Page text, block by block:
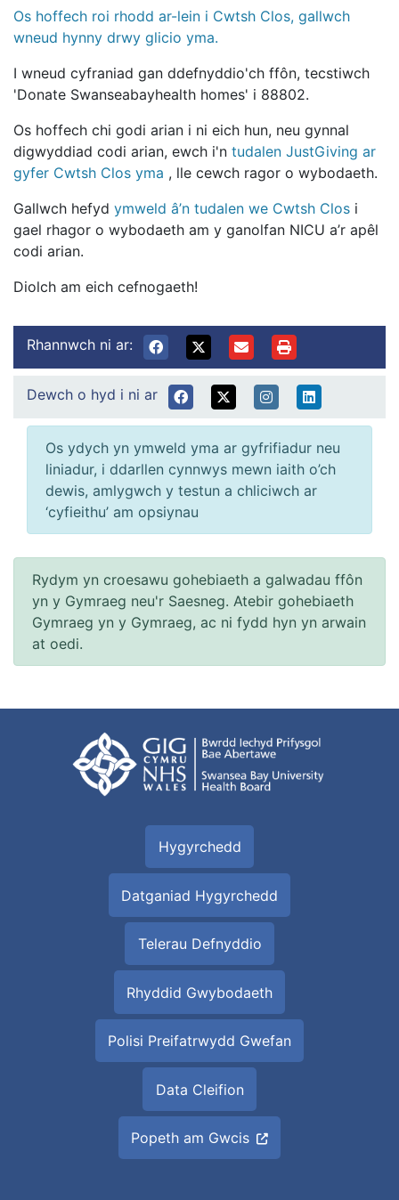
Os hoffech roi rhodd ar-lein i Cwtsh Clos, gallwch
wneud hynny drwy glicio yma.
I wneud cyfraniad gan ddefnyddio'ch ffôn, tecstiwch
'Donate Swanseabayhealth homes' i 88802.
Os hoffech chi godi arian i ni eich hun, neu gynnal
digwyddiad codi arian, ewch i'n tudalen JustGiving ar
gyfer Cwtsh Clos yma , lle cewch ragor o wybodaeth.
Gallwch hefyd ymweld â’n tudalen we Cwtsh Clos i
gael rhagor o wybodaeth am y ganolfan NICU a’r apêl
codi arian.
Diolch am eich cefnogaeth!
Rhannwch ni ar:
Dewch o hyd i ni ar
Os ydych yn ymweld yma ar gyfrifiadur neu
liniadur, i ddarllen cynnwys mewn iaith o’ch
dewis, amlygwch y testun a chliciwch ar
‘cyfieithu’ am opsiynau
Rydym yn croesawu gohebiaeth a galwadau ffôn
yn y Gymraeg neu'r Saesneg. Atebir gohebiaeth
Gymraeg yn y Gymraeg, ac ni fydd hyn yn arwain
at oedi.
Hygyrchedd
Datganiad Hygyrchedd
Telerau Defnyddio
Rhyddid Gwybodaeth
Polisi Preifatrwydd Gwefan
Data Cleifion
Popeth am Gwcis